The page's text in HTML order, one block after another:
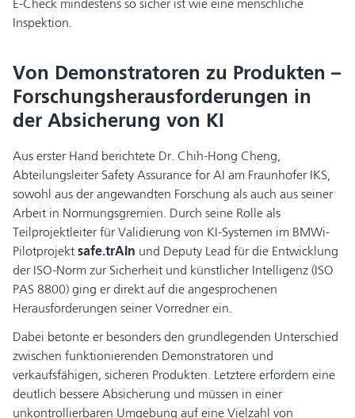
E-Check mindestens so sicher ist wie eine menschliche
Inspektion.
Von Demonstratoren zu Produkten –
Forschungsherausforderungen in
der Absicherung von KI
Aus erster Hand berichtete Dr. Chih-Hong Cheng,
Abteilungsleiter Safety Assurance for AI am Fraunhofer IKS,
sowohl aus der angewandten Forschung als auch aus seiner
Arbeit in Normungsgremien. Durch seine Rolle als
Teilprojektleiter für Validierung von KI-Systemen im BMWi-
Pilotprojekt safe.trAIn und Deputy Lead für die Entwicklung
der ISO-Norm zur Sicherheit und künstlicher Intelligenz (ISO
PAS 8800) ging er direkt auf die angesprochenen
Herausforderungen seiner Vorredner ein.
Dabei betonte er besonders den grundlegenden Unterschied
zwischen funktionierenden Demonstratoren und
verkaufsfähigen, sicheren Produkten. Letztere erfordern eine
deutlich bessere Absicherung und müssen in einer
unkontrollierbaren Umgebung auf eine Vielzahl von